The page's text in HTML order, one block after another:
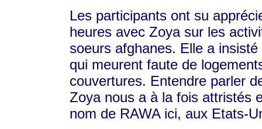
Les participants ont su
heures avec Zoya sur les
soeurs afghanes. Elle a
qui meurent faute de
couvertures. Entendre parler
Zoya nous a à la fois attristés
nom de RAWA ici, aux Etats-